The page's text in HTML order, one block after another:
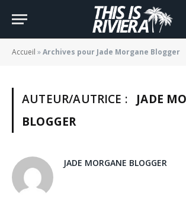
Accueil »Archives pour Jade Morgane Blogger
AUTEUR/AUTRICE :
JADE
BLOGGER
JADE MORGANE BLOGGER